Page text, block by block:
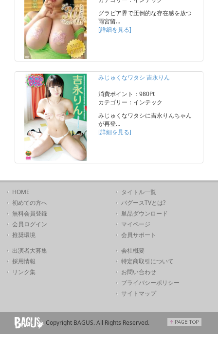
グラビア界で圧倒的な存在感を放つ
雨宮留…
[詳細を見る]
みじゅくなワタシ 吉永りん
消費ポイント：980Pt
カテゴリー：インテック
みじゅくなワタシに吉永りんちゃん
が再登…
[詳細を見る]
HOME
初めての方へ
無料会員登録
会員ログイン
推奨環境
タイトル一覧
バグースTVとは?
単品ダウンロード
マイページ
会員サポート
出演者大募集
採用情報
リンク集
会社概要
特定商取引について
お問い合わせ
プライバシーポリシー
サイトマップ
Copyright BAGUS. All Rights Reserved.